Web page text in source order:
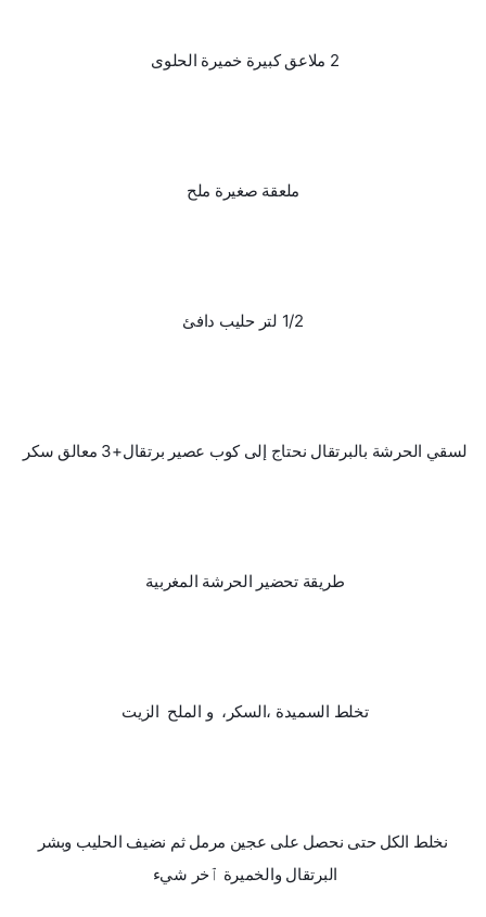
2 ملاعق كبيرة خميرة الحلوى
ملعقة صغيرة ملح
1/2 لتر حليب دافئ
لسقي الحرشة بالبرتقال نحتاج إلى كوب عصير برتقال+3 معالق سكر
طريقة تحضير الحرشة المغربية
تخلط السميدة ،السكر،  و الملح  الزيت
البرتقال والخميرة ٱخر شيء